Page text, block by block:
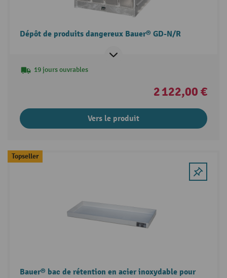
Dépôt de produits dangereux Bauer® GD-N/R
19 jours ouvrables
2 122,00 €
Vers le produit
Topseller
Bauer® bac de rétention en acier inoxydable pour